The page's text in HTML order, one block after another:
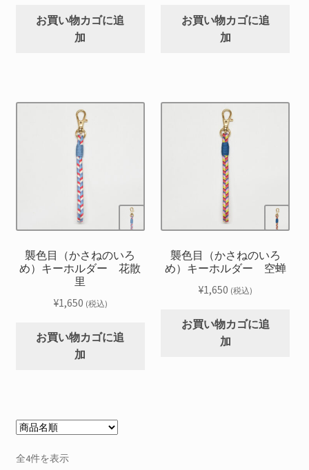
お買い物カゴに追
加
お買い物カゴに追
加
襲色目（かさねのいろ
め）キーホルダー 花散
里
¥1,650 (税込)
お買い物カゴに追
加
襲色目（かさねのいろ
め）キーホルダー 空蝉
¥1,650 (税込)
お買い物カゴに追
加
全4件を表示